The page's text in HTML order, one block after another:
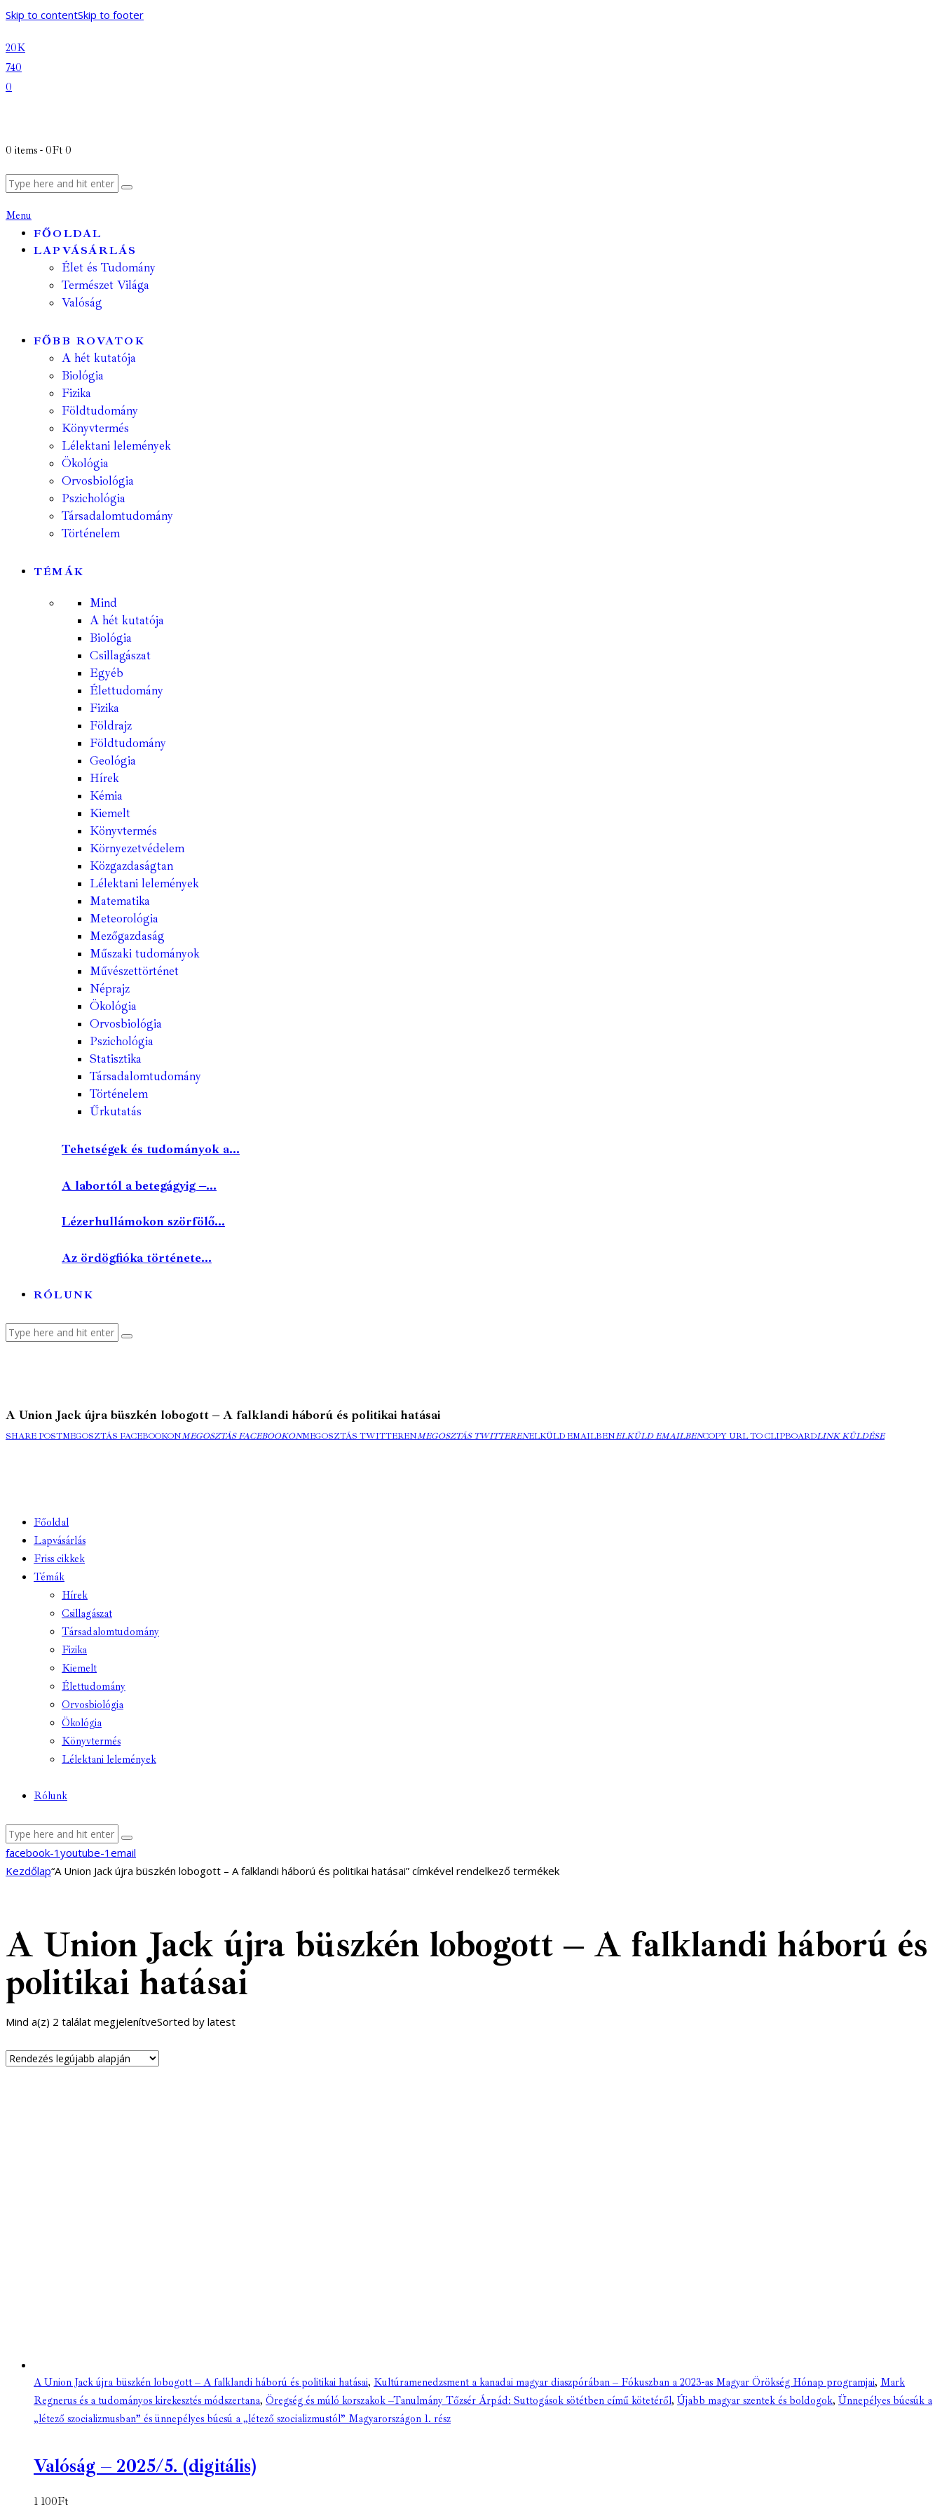
Skip to contentSkip to footer
20K
740
0
0 items - 0Ft 0
Menu
FŐOLDAL
LAPVÁSÁRLÁS
Élet és Tudomány
Természet Világa
Valóság
FŐBB ROVATOK
A hét kutatója
Biológia
Fizika
Földtudomány
Könyvtermés
Lélektani lelemények
Ökológia
Orvosbiológia
Pszichológia
Társadalomtudomány
Történelem
TÉMÁK
Mind
A hét kutatója
Biológia
Csillagászat
Egyéb
Élettudomány
Fizika
Földrajz
Földtudomány
Geológia
Hírek
Kémia
Kiemelt
Könyvtermés
Környezetvédelem
Közgazdaságtan
Lélektani lelemények
Matematika
Meteorológia
Mezőgazdaság
Műszaki tudományok
Művészettörténet
Néprajz
Ökológia
Orvosbiológia
Pszichológia
Statisztika
Társadalomtudomány
Történelem
Űrkutatás
Tehetségek és tudományok a...
A labortól a betegágyig –...
Lézerhullámokon szörfölő...
Az ördögfióka története...
RÓLUNK
A Union Jack újra büszkén lobogott – A falklandi háború és politikai hatásai
SHARE POSTMEGOSZTÁS FACEBOOKONMEGOSZTÁS FACEBOOKONMEGOSZTÁS TWITTERENMEGOSZTÁS TWITTERENELKÜLD EMAILBENELKÜLD EMAILBENCOPY URL TO CLIPBOARDLINK KÜLDÉSE
Főoldal
Lapvásárlás
Friss cikkek
Témák
Hírek
Csillagászat
Társadalomtudomány
Fizika
Kiemelt
Élettudomány
Orvosbiológia
Ökológia
Könyvtermés
Lélektani lelemények
Rólunk
facebook-1 youtube-1 email
Kezdőlap“A Union Jack újra büszkén lobogott – A falklandi háború és politikai hatásai” címkével rendelkező termékek
A Union Jack újra büszkén lobogott – A falklandi háború és
politikai hatásai
Mind a(z) 2 találat megjelenítveSorted by latest
A Union Jack újra büszkén lobogott – A falklandi háború és politikai hatásai, Kultúramenedzsment a kanadai magyar diaszpórában – Fókuszban a 2023-as Magyar Örökség Hónap programjai, Mark
Regnerus és a tudományos kirekesztés módszertana, Öregség és múló korszakok –Tanulmány Tőzsér Árpád: Suttogások sötétben című kötetéről, Újabb magyar szentek és boldogok, Ünnepélyes búcsúk a
„létező szocializmusban” és ünnepélyes búcsú a „létező szocializmustól” Magyarországon 1. rész
Valóság – 2025/5. (digitális)
1 100Ft